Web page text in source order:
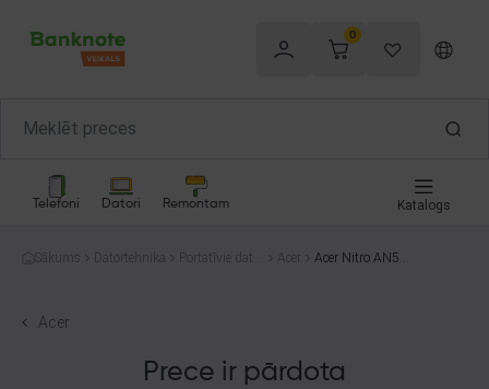
0
Telefoni Datori Remontam Katalogs
Sākums Datortehnika
Portatīvie dator
Acer
Acer Nitro AN51
Acer
Prece ir pārdota